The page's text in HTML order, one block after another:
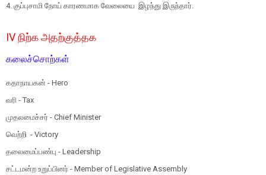
4. குப்புசாமி நோய் காரணமாக வேலையை இழந்து இருந்தார்.
IV நிற்க அதற்குத்தக
கலைச்சொற்கள்
கதாநாயகன் - Hero
வரி - Tax
முதலமைச்சர் - Chief Minister
வெற்றி - Victory
தலைமைப்பண்பு - Leadership
சட்டமன்ற உறுப்பினர் - Member of Legislative Assembly